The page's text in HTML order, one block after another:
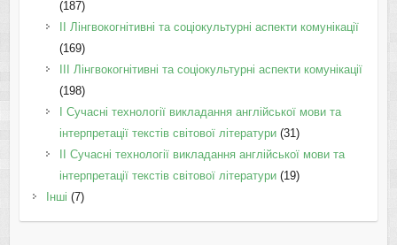
(187)
IІ Лінгвокогнітивні та соціокультурні аспекти комунікації
(169)
IІI Лінгвокогнітивні та соціокультурні аспекти комунікації
(198)
I Cучасні технології викладання англійської мови та
інтерпретації текстів світової літератури(31)
II Cучасні технології викладання англійської мови та
інтерпретації текстів світової літератури(19)
Інші (7)